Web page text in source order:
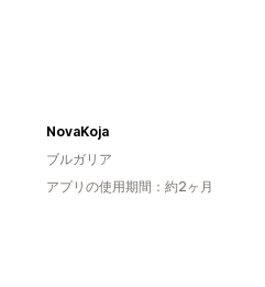
NovaKoja
ブルガリア
アプリの使用期間：約2ヶ月